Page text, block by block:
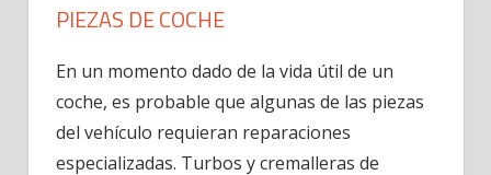
PIEZAS DE COCHE
En un momento dado de la vida útil de un
coche, es probable que algunas de las piezas
del vehículo requieran reparaciones
especializadas. Turbos y cremalleras de